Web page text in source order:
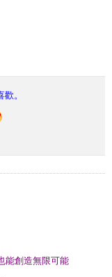
。
能創造無限可能